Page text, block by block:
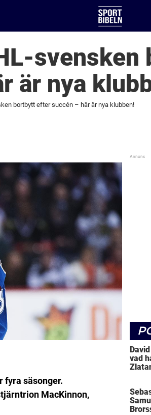
är nya
bortbytt efter succén – här är nya klubben!
fyra säsonger.
MacKinnon,
vad